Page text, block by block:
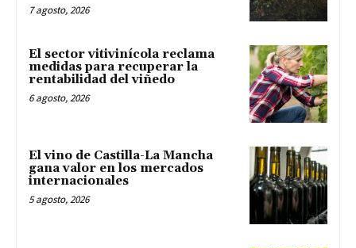
7 agosto, 2026
El sector vitivinícola reclama
medidas para recuperar la
rentabilidad del viñedo
6 agosto, 2026
El vino de Castilla-La Mancha
gana valor en los mercados
internacionales
5 agosto, 2026